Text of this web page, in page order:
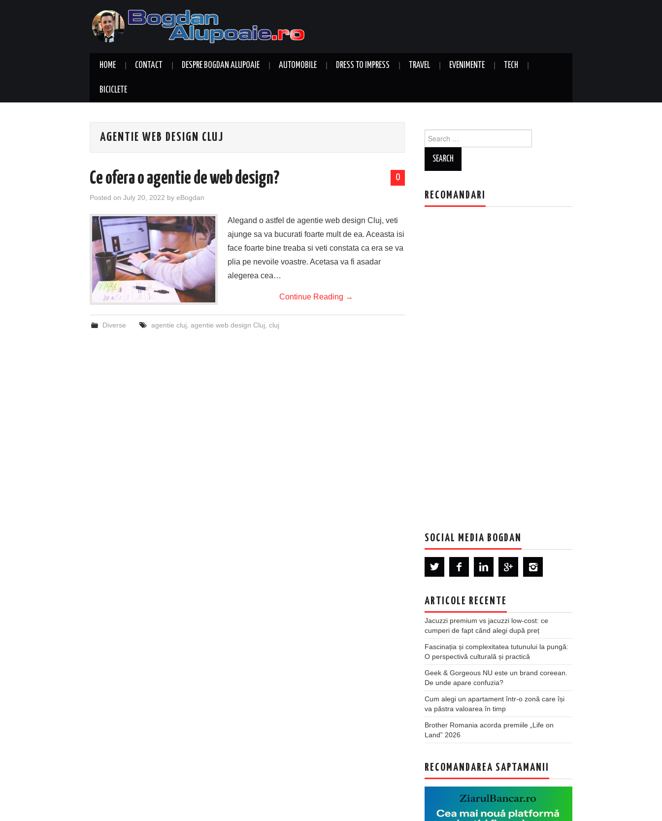
HOME CONTACT DESPRE BOGDAN ALUPOAIE AUTOMOBILE DRESS TO IMPRESS TRAVEL EVENIMENTE TECH
BICICLETE
AGENTIE WEB DESIGN CLUJ
0
Ce ofera o agentie de web design?
Posted on July 20, 2022 by eBogdan
Alegand o astfel de agentie web design Cluj, veti
ajunge sa va bucurati foarte mult de ea. Aceasta isi
face foarte bine treaba si veti constata ca era se va
plia pe nevoile voastre. Acetasa va fi asadar
alegerea cea…
Continue Reading →
Diverse agentie cluj agentie web design Cluj cluj
for:
RECOMANDARI
SOCIAL MEDIA BOGDAN
ARTICOLE RECENTE
Jacuzzi premium vs jacuzzi low-cost: ce
cumperi de fapt când alegi după preț
Fascinația și complexitatea tutunului la pungă:
O perspectivă culturală și practică
Geek & Gorgeous NU este un brand coreean.
De unde apare confuzia?
Cum alegi un apartament într-o zonă care își
va păstra valoarea în timp
Brother Romania acorda premiile „Life on
Land” 2026
RECOMANDAREA SAPTAMANII